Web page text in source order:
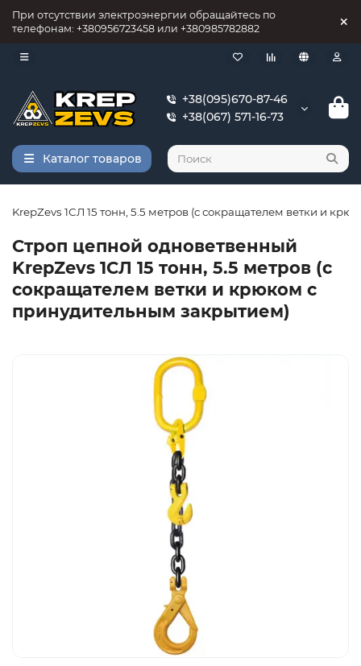
При отсутствии электроэнергии обращайтесь по
телефонам: +380956723458 или +380985782882
+38(095)670-87-46
+38(067) 571-16-73
Каталог товаров
KrepZevs 1СЛ 15 тонн, 5.5 метров (с сокращателем ветки и
Строп цепной одноветвенный
KrepZevs 1СЛ 15 тонн, 5.5 метров (с
сокращателем ветки и крюком с
принудительным закрытием)